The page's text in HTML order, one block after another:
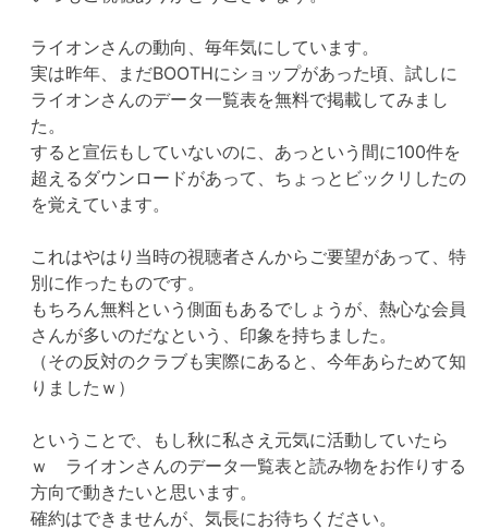
ライオンさんの動向、毎年気にしています。
実は昨年、まだBOOTHにショップがあった頃、試しに
ライオンさんのデータ一覧表を無料で掲載してみまし
た。
すると宣伝もしていないのに、あっという間に100件を
超えるダウンロードがあって、ちょっとビックリしたの
を覚えています。
これはやはり当時の視聴者さんからご要望があって、特
別に作ったものです。
もちろん無料という側面もあるでしょうが、熱心な会員
さんが多いのだなという、印象を持ちました。
（その反対のクラブも実際にあると、今年あらためて知
りましたｗ）
ということで、もし秋に私さえ元気に活動していたら
ｗ ライオンさんのデータ一覧表と読み物をお作りする
方向で動きたいと思います。
確約はできませんが、気長にお待ちください。